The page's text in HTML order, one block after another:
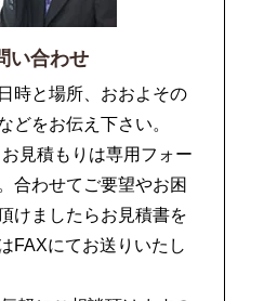
い合わせ
時と場所、おおよその
どをお伝え下さい。
見積もりは専用フォー
合わせてご要望やお困
けましたらお見積書を
FAXにてお送りいたし